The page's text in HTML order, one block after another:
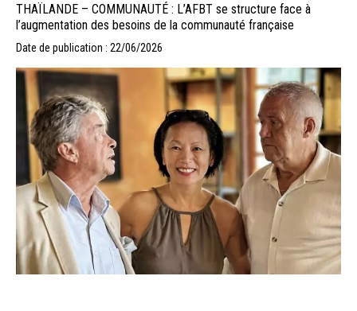
THAÏLANDE – COMMUNAUTÉ : L’AFBT se structure face à
l’augmentation des besoins de la communauté française
Date de publication : 22/06/2026